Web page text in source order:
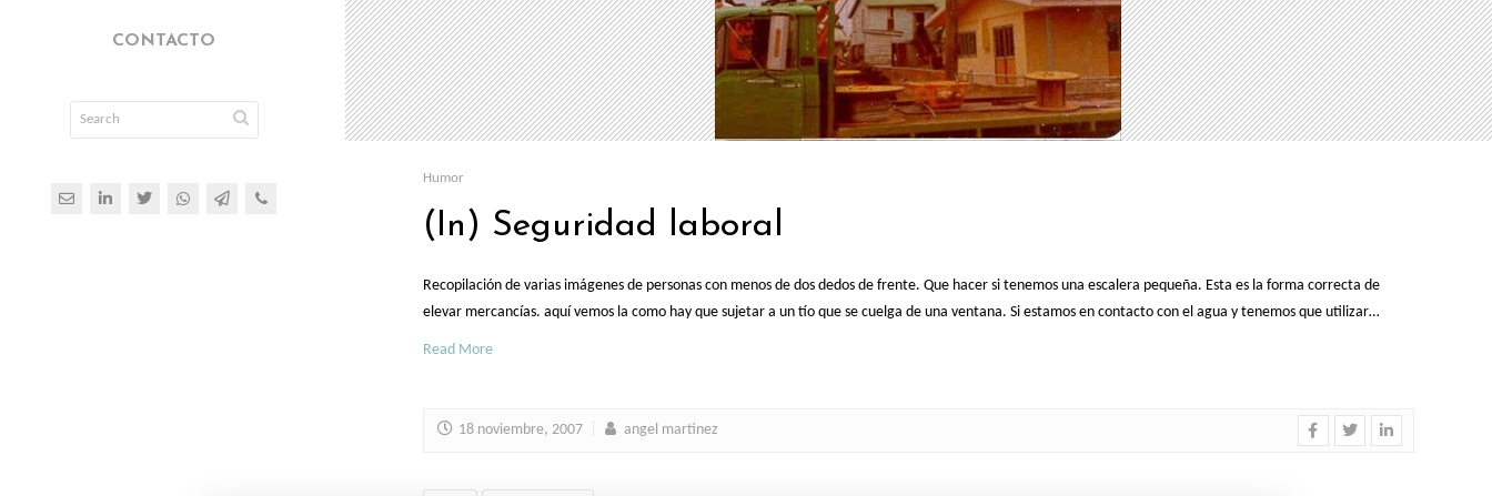
CONTACTO
Humor
(In) Seguridad laboral
Recopilación de varias imágenes de personas con menos de dos dedos de frente. Que hacer si tenemos una escalera pequeña. Esta es la forma correcta de
elevar mercancías. aquí vemos la como hay que sujetar a un tío que se cuelga de una ventana. Si estamos en contacto con el agua y tenemos que utilizar…
Read More
18 noviembre, 2007 angel martinez